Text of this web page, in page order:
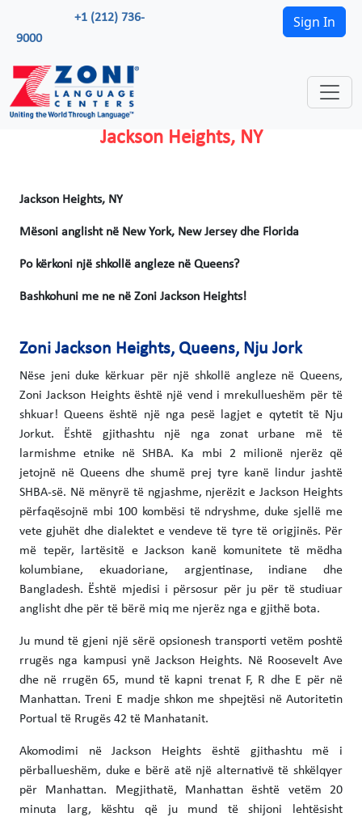
+1 (212) 736-
9000
Sign In
Jackson Heights, NY
Jackson Heights, NY
Mësoni anglisht në New York, New Jersey dhe Florida
Po kërkoni një shkollë angleze në Queens?
Bashkohuni me ne në Zoni Jackson Heights!
Zoni Jackson Heights, Queens, Nju Jork
Nëse jeni duke kërkuar për një shkollë angleze në Queens,
Zoni Jackson Heights është një vend i mrekullueshëm për të
shkuar! Queens është një nga pesë lagjet e qytetit të Nju
Jorkut. Është gjithashtu një nga zonat urbane më të
larmishme etnike në SHBA. Ka mbi 2 milionë njerëz që
jetojnë në Queens dhe shumë prej tyre kanë lindur jashtë
SHBA-së. Në mënyrë të ngjashme, njerëzit e Jackson Heights
përfaqësojnë mbi 100 kombësi të ndryshme, duke sjellë me
vete gjuhët dhe dialektet e vendeve të tyre të origjinës. Për
më tepër, lartësitë e Jackson kanë komunitete të mëdha
kolumbiane, ekuadoriane, argjentinase, indiane dhe
Bangladesh. Është mjedisi i përsosur për ju për të studiuar
anglisht dhe për të bërë miq me njerëz nga e gjithë bota.
Ju mund të gjeni një sërë opsionesh transporti vetëm poshtë
rrugës nga kampusi ynë Jackson Heights. Në Roosevelt Ave
dhe në rrugën 65, mund të kapni trenat F, R dhe E për në
Manhattan. Treni E madje shkon me shpejtësi në Autoritetin
Portual të Rrugës 42 të Manhatanit.
Akomodimi në Jackson Heights është gjithashtu më i
përballueshëm, duke e bërë atë një alternativë të shkëlqyer
për Manhattan. Megjithatë, Manhattan është vetëm 20
minuta larg, kështu që ju mund të shijoni lehtësisht